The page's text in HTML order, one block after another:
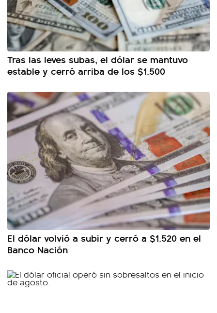
Tras las leves subas, el dólar se mantuvo
estable y cerró arriba de los $1.500
El dólar volvió a subir y cerró a $1.520 en el
Banco Nación